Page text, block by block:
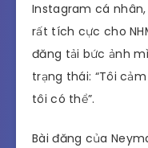
Instagram cá
rất tích cực cho
đăng tải bức ảnh
trạng thái: “Tôi
tôi có thể”.
Bài đăng của